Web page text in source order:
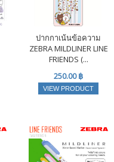
ปากกาเน้นข้อความ
ZEBRA MILDLINER LINE
FRIENDS (...
250.00 ฿
VIEW PRODUCT